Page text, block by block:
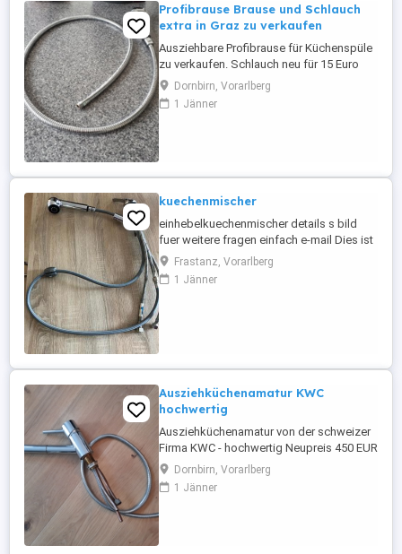
Profibrause Brause und Schlauch
extra in Graz zu verkaufen
Ausziehbare Profibrause für Küchenspüle
zu verkaufen. Schlauch neu für 15 Euro
Brause gebraucht aber in einem Top
Zustand für 5 Euro. Zusammen 20 Euro.
Auch einzeln zu haben. Wird in Graz von
Dornbirn, Vorarlberg
1 Jänner
kuechenmischer
einhebelkuechenmischer details s bild
fuer weitere fragen einfach e-mail Dies ist
ein Privatverkauf, keine Garantie,
Rücknahme und Gewährleistung möglich.
Bieten Kaufen Sie nur, wenn Sie
Frastanz, Vorarlberg
1 Jänner
Ausziehküchenamatur KWC
hochwertig
Ausziehküchenamatur von der schweizer
Firma KWC - hochwertig Neupreis 450 EUR
Dornbirn, Vorarlberg
1 Jänner